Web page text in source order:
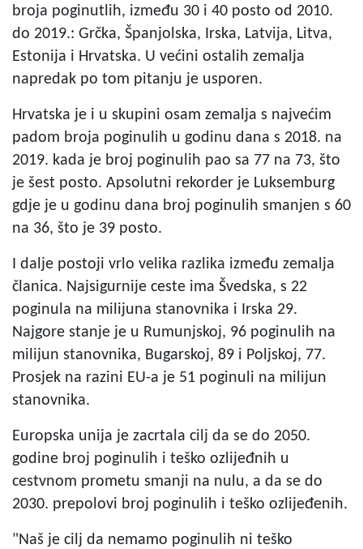
broja poginutlih, između 30 i 40 posto od 2010.
do 2019.: Grčka, Španjolska, Irska, Latvija, Litva,
Estonija i Hrvatska. U većini ostalih zemalja
napredak po tom pitanju je usporen.
Hrvatska je i u skupini osam zemalja s najvećim
padom broja poginulih u godinu dana s 2018. na
2019. kada je broj poginulih pao sa 77 na 73, što
je šest posto. Apsolutni rekorder je Luksemburg
gdje je u godinu dana broj poginulih smanjen s 60
na 36, što je 39 posto.
I dalje postoji vrlo velika razlika između zemalja
članica. Najsigurnije ceste ima Švedska, s 22
poginula na milijuna stanovnika i Irska 29.
Najgore stanje je u Rumunjskoj, 96 poginulih na
milijun stanovnika, Bugarskoj, 89 i Poljskoj, 77.
Prosjek na razini EU-a je 51 poginuli na milijun
stanovnika.
Europska unija je zacrtala cilj da se do 2050.
godine broj poginulih i teško ozlijeđnih u
cestvnom prometu smanji na nulu, a da se do
2030. prepolovi broj poginulih i teško ozlijeđenih.
"Naš je cilj da nemamo poginulih ni teško